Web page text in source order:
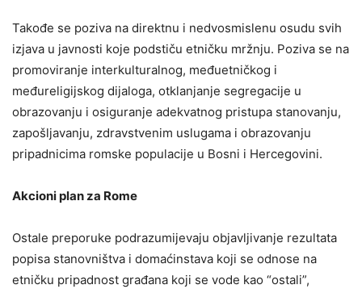
Takođe se poziva na direktnu i nedvosmislenu osudu svih
izjava u javnosti koje podstiču etničku mržnju. Poziva se na
promoviranje interkulturalnog, međuetničkog i
međureligijskog dijaloga, otklanjanje segregacije u
obrazovanju i osiguranje adekvatnog pristupa stanovanju,
zapošljavanju, zdravstvenim uslugama i obrazovanju
pripadnicima romske populacije u Bosni i Hercegovini.
Akcioni plan za Rome
Ostale preporuke podrazumijevaju objavljivanje rezultata
popisa stanovništva i domaćinstava koji se odnose na
etničku pripadnost građana koji se vode kao “ostali”,